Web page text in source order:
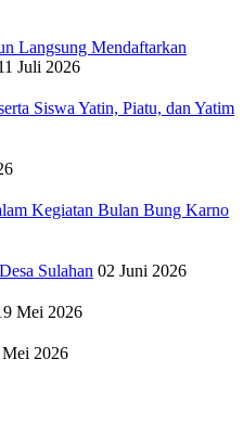
Langsung Mendaftarkan
Juli 2026
Siswa Yatin, Piatu, dan Yatim
Kegiatan Bulan Bung Karno
Sulahan 02 Juni 2026
Mei 2026
Mei 2026